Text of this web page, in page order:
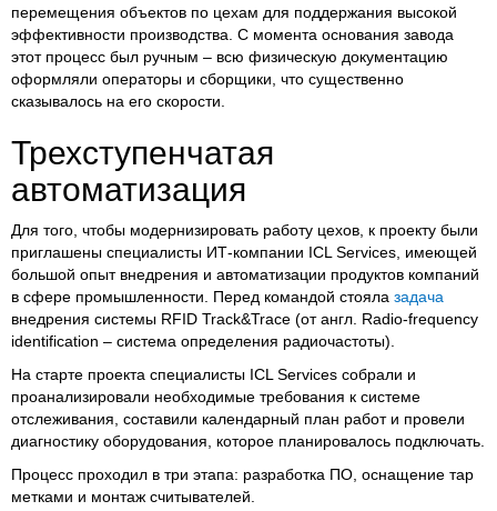
перемещения объектов по цехам для поддержания высокой
эффективности производства. С момента основания завода
этот процесс был ручным – всю физическую документацию
оформляли операторы и сборщики, что существенно
сказывалось на его скорости.
Трехступенчатая
автоматизация
Для того, чтобы модернизировать работу цехов, к проекту были
приглашены специалисты ИТ-компании ICL Services, имеющей
большой опыт внедрения и автоматизации продуктов компаний
в сфере промышленности. Перед командой стояла задача
внедрения системы RFID Track&Trace (от англ. Radio-frequency
identification – система определения радиочастоты).
На старте проекта специалисты ICL Services собрали и
проанализировали необходимые требования к системе
отслеживания, составили календарный план работ и провели
диагностику оборудования, которое планировалось подключать.
Процесс проходил в три этапа: разработка ПО, оснащение тар
метками и монтаж считывателей.